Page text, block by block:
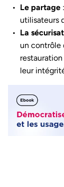
Le partage
utilisateurs
La
un contrôle
leur